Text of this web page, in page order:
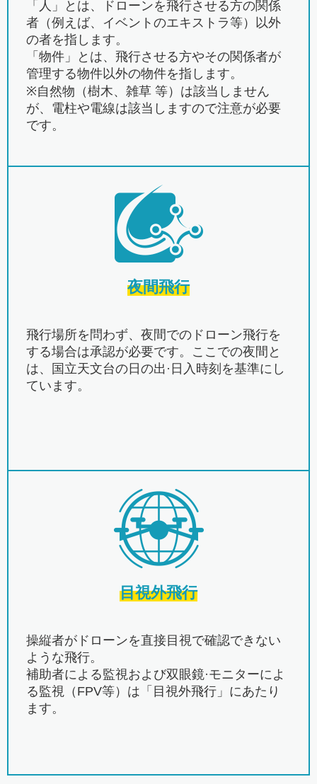
「人」とは、ドローンを飛行させる方の関係
者（例えば、イベントのエキストラ等）以外
の者を指します。
「物件」とは、飛行させる方やその関係者が
管理する物件以外の物件を指します。
※自然物（樹木、雑草 等）は該当しません
が、電柱や電線は該当しますので注意が必要
です。
夜間飛行
飛行場所を問わず、夜間でのドローン飛行を
する場合は承認が必要です。ここでの夜間と
は、国立天文台の日の出·日入時刻を基準にし
ています。
目視外飛行
操縦者がドローンを直接目視で確認できない
ような飛行。
補助者による監視および双眼鏡·モニターによ
る監視（FPV等）は「目視外飛行」にあたり
ます。